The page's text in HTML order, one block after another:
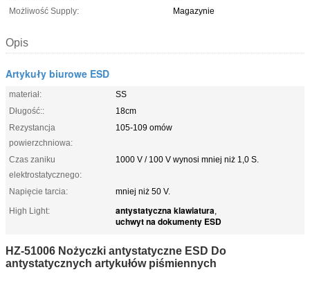
Możliwość Supply:
Magazynie
Opis
Artykuły biurowe ESD
materiał:
SS
Długość::
18cm
Rezystancja
powierzchniowa:
105-109 omów
Czas zaniku
elektrostatycznego:
1000 V / 100 V wynosi mniej niż 1,0 S.
Napięcie tarcia:
mniej niż 50 V.
High Light:
antystatyczna klawiatura,
uchwyt na dokumenty ESD
HZ-51006 Nożyczki antystatyczne ESD Do
antystatycznych artykułów piśmiennych